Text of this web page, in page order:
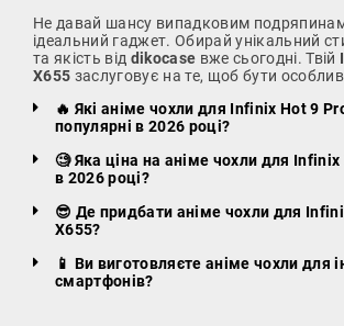
Не давай шансу випадковим подряпинам
ідеальний гаджет. Обирай унікальний
та якість від dikocase вже сьогодні. Твій
X655 заслуговує на те, щоб бути
🔥 Які аніме чохли для Infinix Hot 9
популярні в 2026 році?
🧐 Яка ціна на аніме чохли для
в 2026 році?
😎 Де придбати аніме чохли для
X655?
📱 Ви виготовляєте аніме чохли для
смартфонів?